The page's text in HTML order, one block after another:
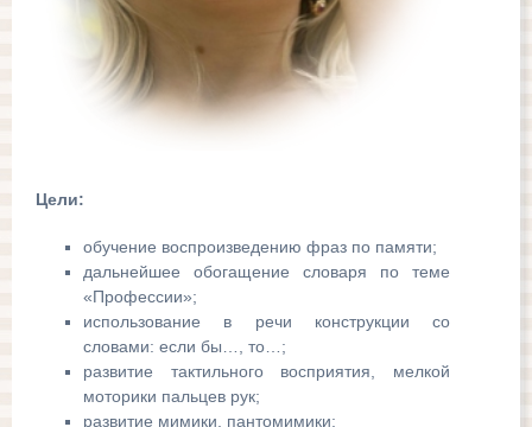
Цели:
обучение воспроизведению фраз по памяти;
дальнейшее обогащение словаря по теме
«Профессии»;
использование в речи конструкции со
словами: если бы…, то…;
развитие тактильного восприятия, мелкой
моторики пальцев рук;
развитие мимики, пантомимики;